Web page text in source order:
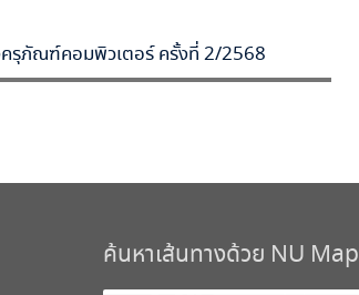
ครุภัณฑ์คอมพิวเตอร์ ครั้งที่ 2/2568
ค้นหาเส้นทางด้วย NU Map